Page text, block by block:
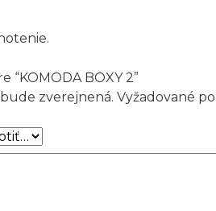
BOXY 2”
zverejnená. Vyžadované